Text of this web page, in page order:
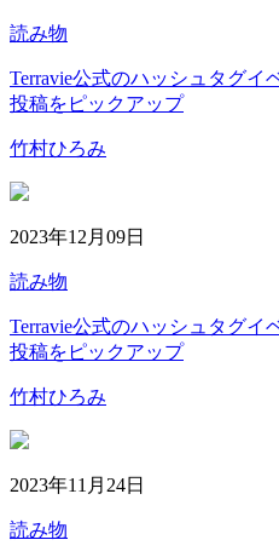
読み物
Terravie公式のハッシュタグイ
投稿をピックアップ
竹村ひろみ
2023年12月09日
読み物
Terravie公式のハッシュタグイ
投稿をピックアップ
竹村ひろみ
2023年11月24日
読み物